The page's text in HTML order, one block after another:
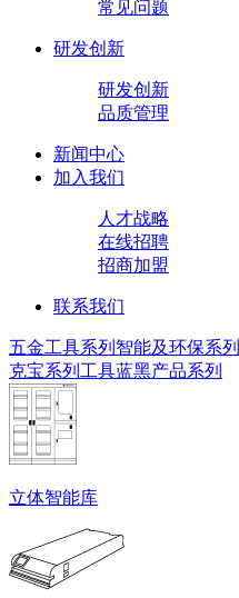
常见问题
研发创新
研发创新
品质管理
新闻中心
加入我们
人才战略
在线招聘
招商加盟
联系我们
五金工具系列 智能及环保系列
克宝系列工具蓝黑产品系列
立体智能库